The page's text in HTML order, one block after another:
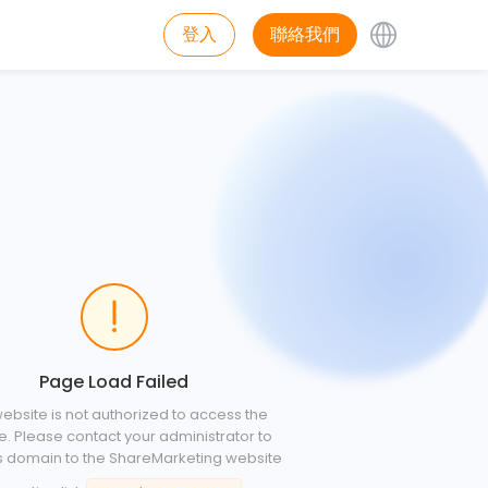
登入 聯絡我們
Page Load Failed
is not authorized to access the
Please contact your administrator to
domain to the ShareMarketing website